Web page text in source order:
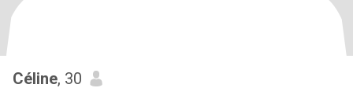
Céline, 30